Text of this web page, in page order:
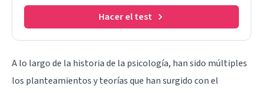
Hacer el test
A lo largo de la historia de la psicología, han sido múltiples
los planteamientos y teorías que han surgido con el